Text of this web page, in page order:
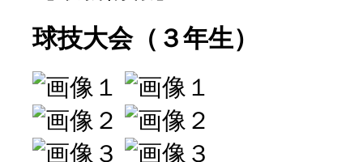
球技大会（３年生）